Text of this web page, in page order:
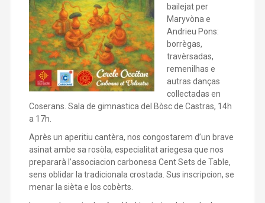
bailejat per
Maryvòna e
Andrieu Pons:
borrègas,
travèrsadas,
remenilhas e
autras danças
collectadas en
Coserans. Sala de gimnastica del Bòsc de Castras, 14h
a 17h.
Après un aperitiu cantèra, nos congostarem d’un brave
asinat ambe sa rosòla, especialitat ariegesa que nos
prepararà l’associacion carbonesa Cent Sets de Table,
sens oblidar la tradicionala crostada. Sus inscripcion, se
menar la sièta e los cobèrts.